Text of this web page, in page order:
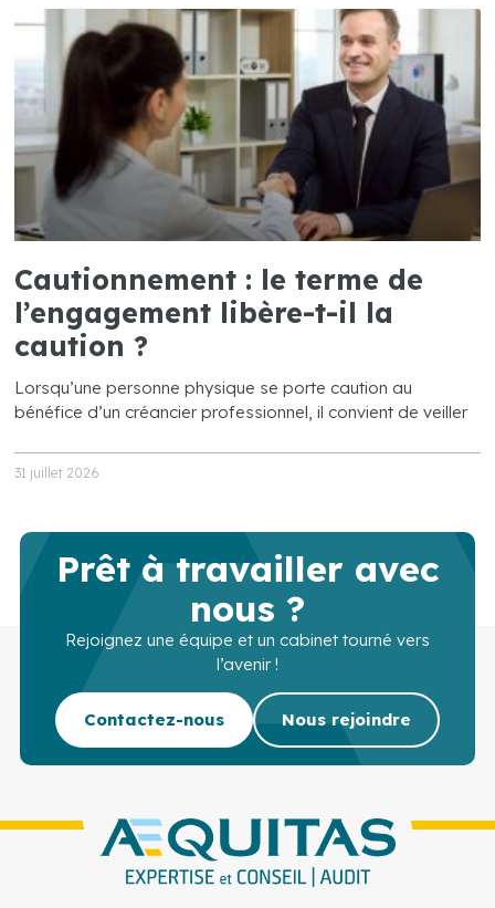
Cautionnement : le terme de
l’engagement libère-t-il la
caution ?
Lorsqu’une personne physique se porte caution au
bénéfice d’un créancier professionnel, il convient de veiller
31 juillet 2026
Prêt à travailler avec
nous ?
Rejoignez une équipe et un cabinet tourné vers
l’avenir !
Contactez-nous Nous rejoindre